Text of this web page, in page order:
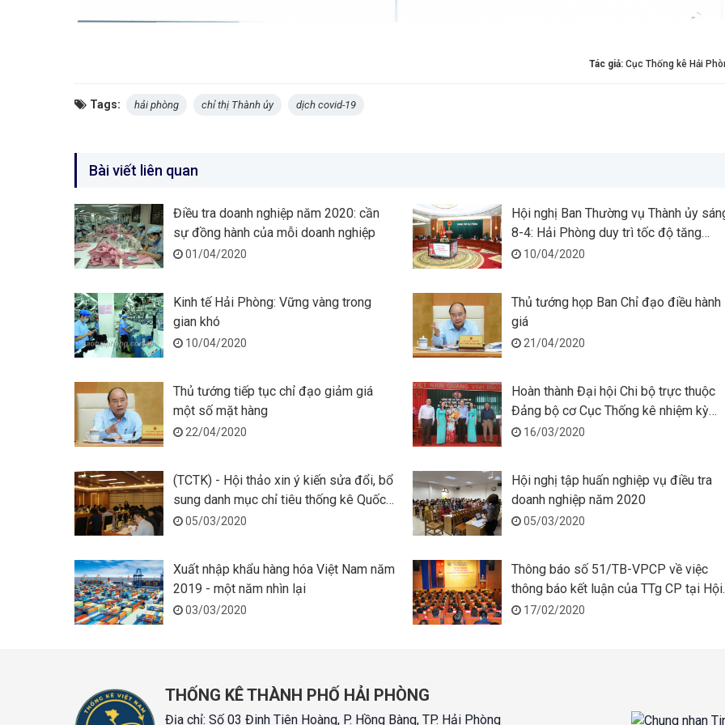
Tác giả: Cục Thống kê Hải
Tags: hải phòng chỉ thị Thành ủy dịch covid-19
Bài viết liên quan
Điều tra doanh nghiệp năm 2020: cần
sự đồng hành của mỗi doanh nghiệp
01/04/2020
Hội nghị Ban Thường vụ Thành ủy
8-4: Hải Phòng duy trì tốc độ tăng
trưởng kinh tế cao
10/04/2020
Kinh tế Hải Phòng: Vững vàng trong
gian khó
10/04/2020
Thủ tướng họp Ban Chỉ đạo điều hành
giá
21/04/2020
Thủ tướng tiếp tục chỉ đạo giảm giá
một số mặt hàng
22/04/2020
Hoàn thành Đại hội Chi bộ trực thuộc
Đảng bộ cơ Cục Thống kê nhiệm kỳ
2020-2022
16/03/2020
(TCTK) - Hội thảo xin ý kiến sửa đổi, bổ
sung danh mục chỉ tiêu thống kê Quốc
gia05/03/2020
Hội nghị tập huấn nghiệp vụ điều tra
doanh nghiệp năm 2020
05/03/2020
Xuất nhập khẩu hàng hóa Việt Nam năm
2019 - một năm nhìn lại
03/03/2020
Thông báo số 51/TB-VPCP về việc
thông báo kết luận của TTg CP tại Hội
nghị triển khai Kế hoạch công tác năm
17/02/2020
THỐNG KÊ THÀNH PHỐ HẢI PHÒNG
Địa chỉ: Số 03 Đinh Tiên Hoàng, P. Hồng Bàng, TP. Hải Phòng